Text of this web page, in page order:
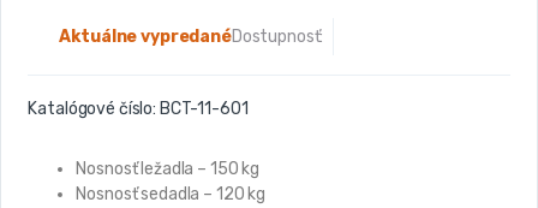
Dostupnosť:
Aktuálne vypredané
Katalógové číslo: BCT-11-601
Nosnosť ležadla – 150 kg
Nosnosť sedadla – 120 kg